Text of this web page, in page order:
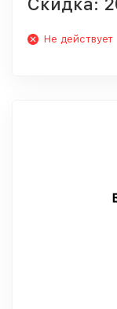
Не действует